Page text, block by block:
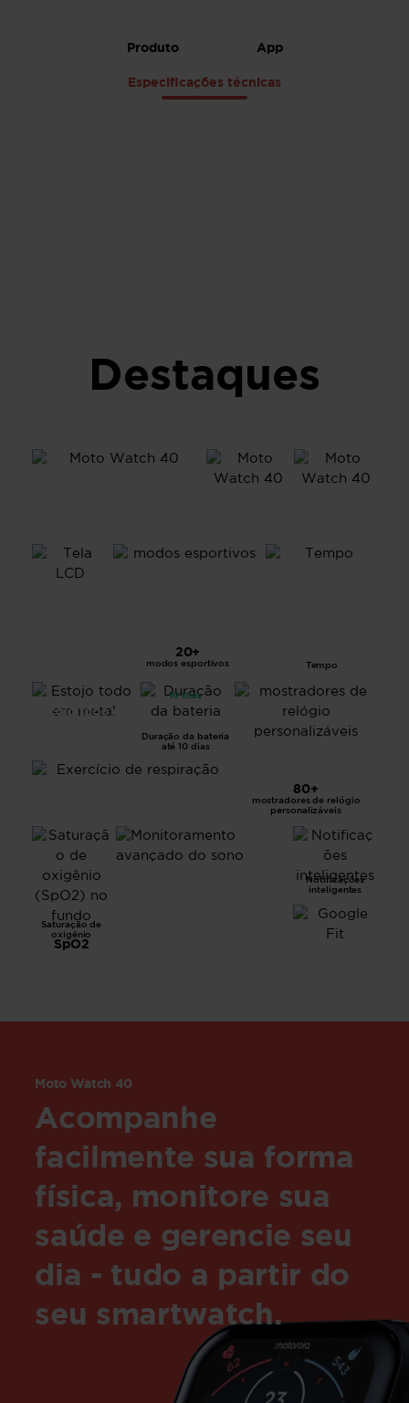
Produto App
Especificações técnicas
Destaques
20+
modos esportivos Tempo
Estojo todo em
10 Dias
Duração da bateria
até 10 dias
80+
mostradores de relógio
personalizáveis
Saturação de
oxigênio
SpO2
Notificações
inteligentes
Moto Watch 40
Acompanhe
facilmente sua forma
física, monitore sua
saúde e gerencie seu
dia - tudo a partir do
seu smartwatch.